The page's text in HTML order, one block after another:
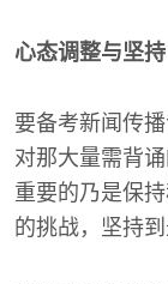
心态调整与坚持
要备考新闻传
对那大量需背
重要的乃是保
的挑战，坚持到